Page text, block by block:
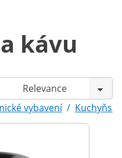
kávu
vybavení /